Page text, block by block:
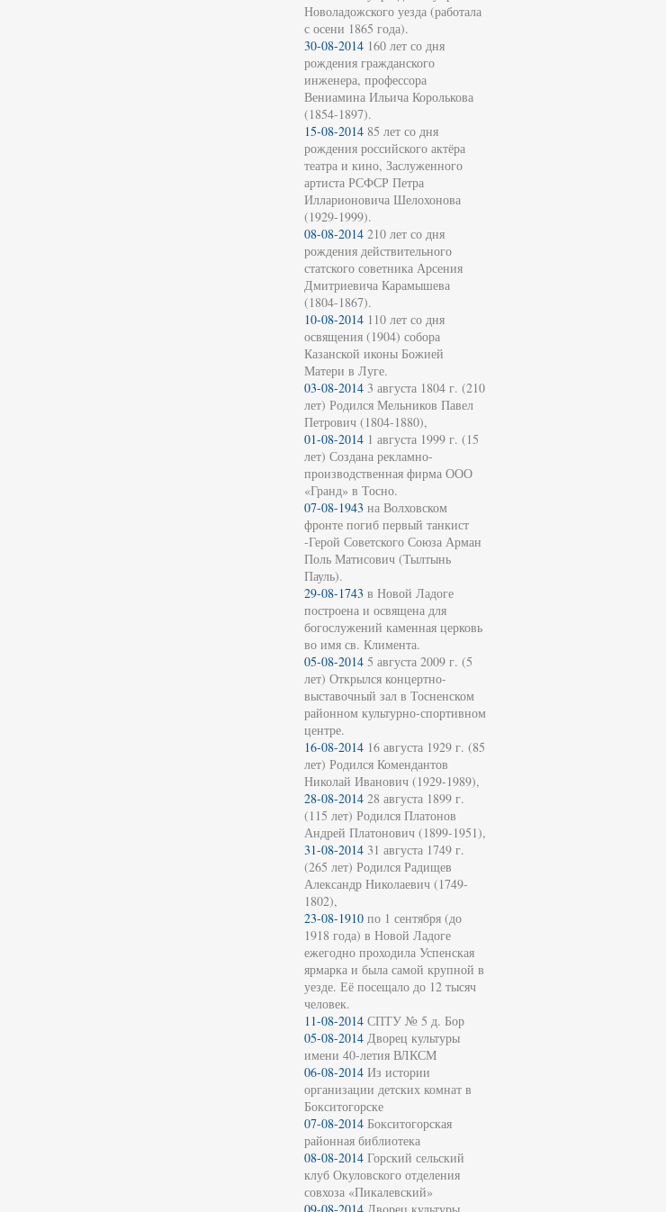
Новоладожского уезда (работала
с осени 1865 года).
30-08-2014 160 лет со дня
рождения гражданского
инженера, профессора
Вениамина Ильича Королькова
(1854-1897).
15-08-2014 85 лет со дня
рождения российского актёра
театра и кино, Заслуженного
артиста РСФСР Петра
Илларионовича Шелохонова
(1929-1999).
08-08-2014 210 лет со дня
рождения действительного
статского советника Арсения
Дмитриевича Карамышева
(1804-1867).
10-08-2014 110 лет со дня
освящения (1904) собора
Казанской иконы Божией
Матери в Луге.
03-08-2014 3 августа 1804 г. (210
лет) Родился Мельников Павел
Петрович (1804-1880),
01-08-2014 1 августа 1999 г. (15
лет) Создана рекламно-
производственная фирма ООО
«Гранд» в Тосно.
07-08-1943 на Волховском
фронте погиб первый танкист
-Герой Советского Союза Арман
Поль Матисович (Тылтынь
Пауль).
29-08-1743 в Новой Ладоге
построена и освящена для
богослужений каменная церковь
во имя св. Климента.
05-08-2014 5 августа 2009 г. (5
лет) Открылся концертно-
выставочный зал в Тосненском
районном культурно-спортивном
центре.
16-08-2014 16 августа 1929 г. (85
лет) Родился Комендантов
Николай Иванович (1929-1989),
28-08-2014 28 августа 1899 г.
(115 лет) Родился Платонов
Андрей Платонович (1899-1951),
31-08-2014 31 августа 1749 г.
(265 лет) Родился Радищев
Александр Николаевич (1749-
1802),
23-08-1910 по 1 сентября (до
1918 года) в Новой Ладоге
ежегодно проходила Успенская
ярмарка и была самой крупной в
уезде. Её посещало до 12 тысяч
человек.
11-08-2014 СПТУ № 5 д. Бор
05-08-2014 Дворец культуры
имени 40-летия ВЛКСМ
06-08-2014 Из истории
организации детских комнат в
Бокситогорске
07-08-2014 Бокситогорская
районная библиотека
08-08-2014 Горский сельский
клуб Окуловского отделения
совхоза «Пикалевский»